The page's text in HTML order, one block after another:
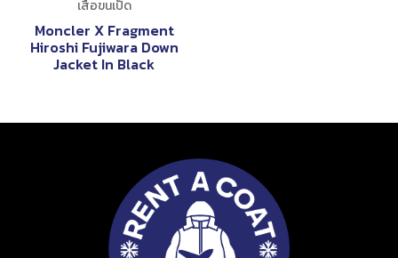
เสื้อขนเป็ด
Moncler X Fragment
Hiroshi Fujiwara Down
Jacket In Black